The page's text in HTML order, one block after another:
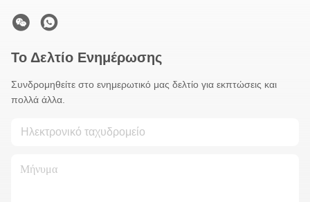
Το Δελτίο Ενημέρωσης
Συνδρομηθείτε στο ενημερωτικό μας δελτίο για εκπτώσεις και
πολλά άλλα.